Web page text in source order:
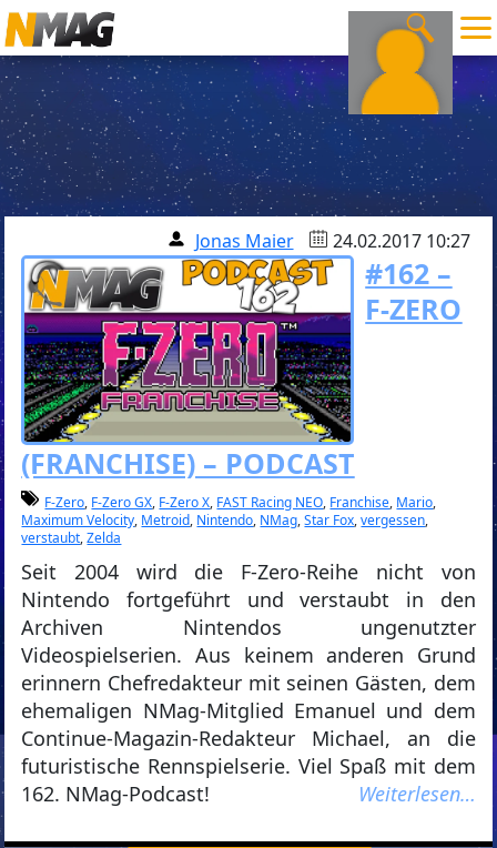
Jonas Maier 24.02.2017 10:27
#162 –
F-ZERO
(FRANCHISE) – PODCAST
F-Zero, F-Zero GX, F-Zero X, FAST Racing NEO, Franchise, Mario,
Maximum Velocity, Metroid, Nintendo, NMag,Star Fox,vergessen,
verstaubt,Zelda
Seit 2004 wird die F-Zero-Reihe nicht von
Nintendo fortgeführt und verstaubt in den
Archiven Nintendos ungenutzter
Videospielserien. Aus keinem anderen Grund
erinnern Chefredakteur mit seinen Gästen, dem
ehemaligen NMag-Mitglied Emanuel und dem
Continue-Magazin-Redakteur Michael, an die
futuristische Rennspielserie. Viel Spaß mit dem
162. NMag-Podcast!
Weiterlesen…